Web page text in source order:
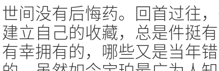
世间没有后悔药。回首过往
建立自己的收藏，总是件挺
有幸拥有的，哪些又是当年